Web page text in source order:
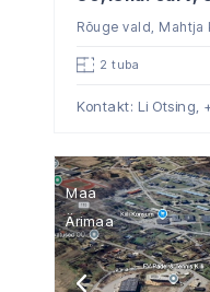
Rõuge vald, Mahtja
2 tuba
Kontakt: Li Otsing,
Maa
Ärimaa